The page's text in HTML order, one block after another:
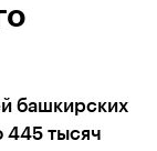
башкирских
445 тысяч